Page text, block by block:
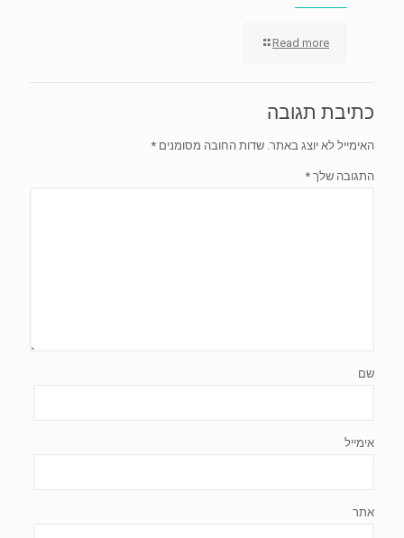
Read more-
כתיבת תגובה
האימייל לא יוצג באתר. שדות החובה מסומנים *
התגובה שלך *
שם
אימייל
אתר